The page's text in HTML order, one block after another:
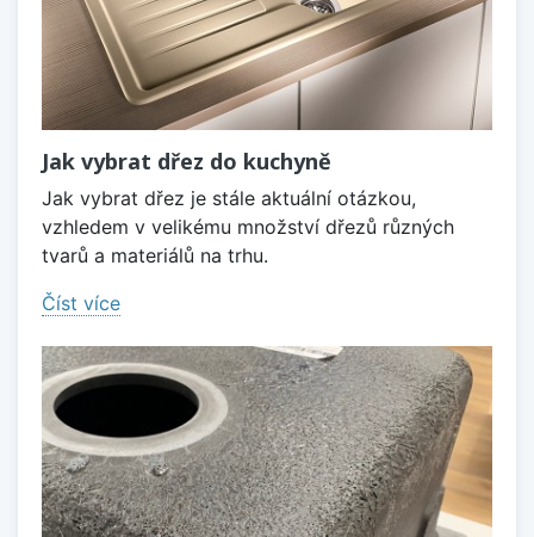
Jak vybrat dřez do kuchyně
Jak vybrat dřez je stále aktuální otázkou,
vzhledem v velikému množství dřezů různých
tvarů a materiálů na trhu.
Číst více